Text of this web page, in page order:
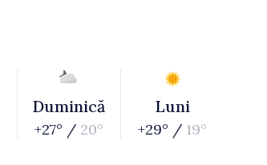
Duminică
+27° / 20°
Luni
+29° / 19°